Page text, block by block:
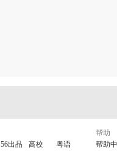
56出品 高校
粤语
帮助
帮助